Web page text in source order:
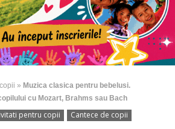
» Muzica clasica pentru bebelusi.
cu Mozart, Brahms sau Bach
pentru copii Cantece de copii